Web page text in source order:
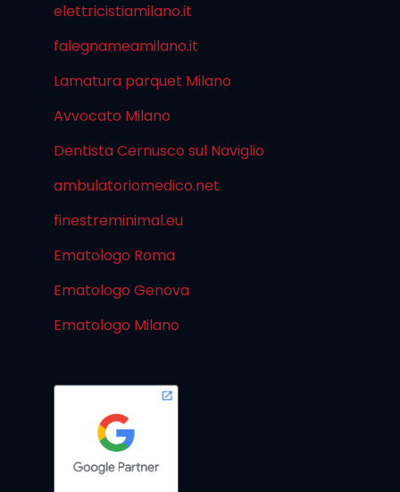
elettricistiamilano.it
falegnameamilano.it
Lamatura parquet Milano
Avvocato Milano
Dentista Cernusco sul Naviglio
ambulatoriomedico.net
finestreminimal.eu
Ematologo Roma
Ematologo Genova
Ematologo Milano